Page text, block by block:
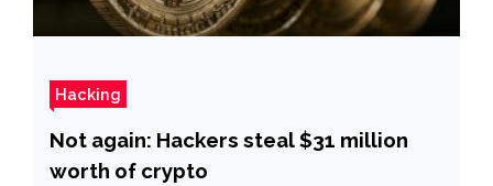
Hacking
Not again: Hackers steal $31 million
worth of crypto